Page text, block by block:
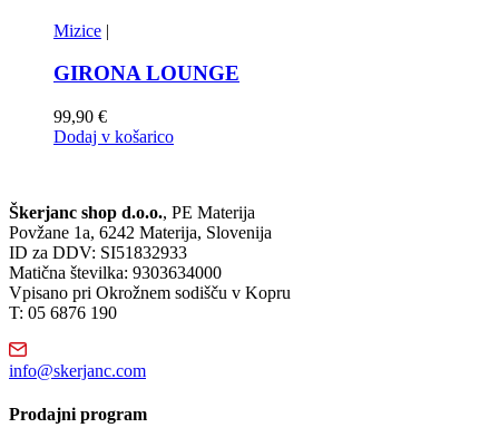
Mizice |
GIRONA LOUNGE
99,90 €
Dodaj v košarico
Škerjanc shop d.o.o., PE Materija
Povžane 1a, 6242 Materija, Slovenija
ID za DDV: SI51832933
Matična številka: 9303634000
Vpisano pri Okrožnem sodišču v Kopru
T: 05 6876 190
info@skerjanc.com
Prodajni program